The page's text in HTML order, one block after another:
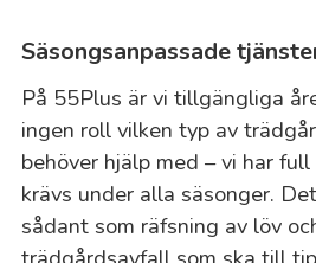
Säsongsanpassade
På 55Plus är vi tillgängliga
ingen roll vilken typ av
behöver hjälp med – vi har
krävs under alla säsonger.
sådant som räfsning av löv